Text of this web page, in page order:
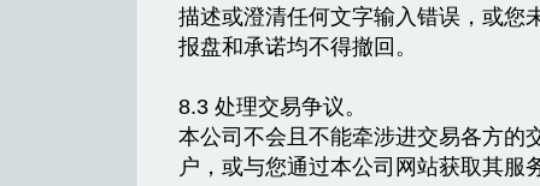
描述或澄清任何文字输入错误，或您
报盘和承诺均不得撤回。
8.3 处理交易争议。
本公司不会且不能牵涉进交易各方的
户，或与您通过本公司网站获取其服